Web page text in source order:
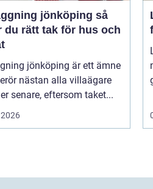
jönköping så
du rätt tak för hus och
jönköping är ett ämne
nästan alla villaägare
senare, eftersom taket...